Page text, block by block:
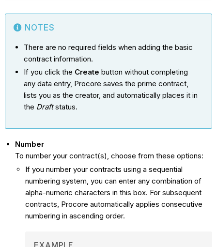
NOTES
There are no required fields when adding the basic
contract information.
If you click the Create button without completing
any data entry, Procore saves the prime contract,
lists you as the creator, and automatically places it in
the Draftstatus.
Number
To number your contract(s), choose from these options:
If you number your contracts using a sequential
numbering system, you can enter any combination of
alpha-numeric characters in this box. For subsequent
contracts, Procore automatically applies consecutive
numbering in ascending order.
EXAMPLE